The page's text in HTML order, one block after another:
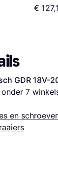
€
GDR 18V-
7
en